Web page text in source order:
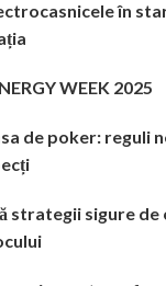
în
WEEK 2025
de poker: reguli
strategii sigure de